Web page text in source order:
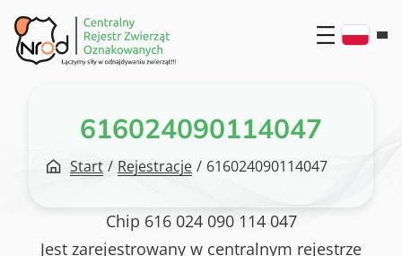
Przejdź
do
treści
616024090114047
Start / Rejestracje / 616024090114047
Chip 616 024 090 114 047
Jest zarejestrowany w centralnym rejestrze